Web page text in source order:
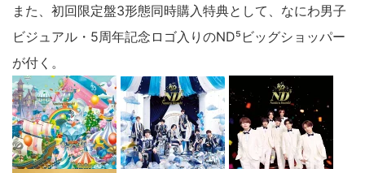
また、初回限定盤3形態同時購入特典として、なにわ男子
ビジュアル・5周年記念ロゴ入りのND⁵ビッグショッパー
が付く。